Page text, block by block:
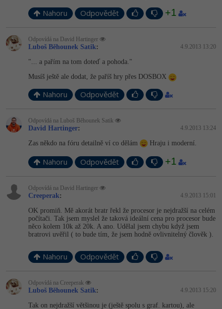
Nahoru Odpovědět +1
Odpovídá na David Hartinger
Luboš Běhounek Satik: 4.9.2013 13:20
"... a pařím na tom doteď a pohoda."
Musíš ještě ale dodat, že paříš hry přes DOSBOX
Nahoru Odpovědět
Odpovídá na Luboš Běhounek Satik
David Hartinger: 4.9.2013 13:24
Zas někdo na fóru detailně ví co dělám Hraju i moderní.
Nahoru Odpovědět +1
Odpovídá na David Hartinger
Creeperak: 4.9.2013 15:01
OK promiň. Mě akorát bratr řekl že procesor je nejdražší na celém
počítači. Tak jsem myslel že taková ideální cena pro procesor bude
něco kolem 10k až 20k. A ano. Udělal jsem chybu když jsem
bratrovi uvěřil ( to bude tím, že jsem hodně ovlivnitelný člověk ).
Nahoru Odpovědět
Odpovídá na Creeperak
Luboš Běhounek Satik: 4.9.2013 15:20
Tak on nejdražší většinou je (ještě spolu s graf. kartou), ale